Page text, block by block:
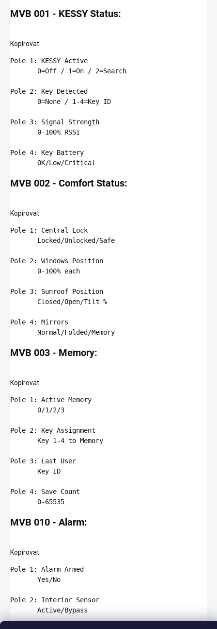
MVB 001 - KESSY Status:
Kopírovat
Pole 1 : KESSY Active
0=Off / 1=On / 2=Search
Pole 2: Key Detected
0=None / 1 -4=Key ID
Pole 3: Signal Strength
0-100% RSSI
Pole 4: Key Battery
OK
MVB 002 - Comfort Status:
Kopírovat
Pole 1 : Central
Lock
Locked /Unlocked /Safe
Pole 2: Windows
Position
0-100% each
Pole 3: Sunroof Position
Closed /Open/Tilt %
Pole 4:
Mirrors
Normal /Folded /Memory
MVB 003 - Memory:
Kopírovat
Pole 1 : Active Memory
0/1 /2/3
Pole 2: Key Assignment
Key 1 -4 to Memory
Pole 3: Last User
Key ID
Pole 4: Save Count
0-65535
MVB 010 - Alarm:
Kopírovat
Pole 1: Alarm Armed
Yes/No
Pole 2: Interior Sensor
Active/Bypass